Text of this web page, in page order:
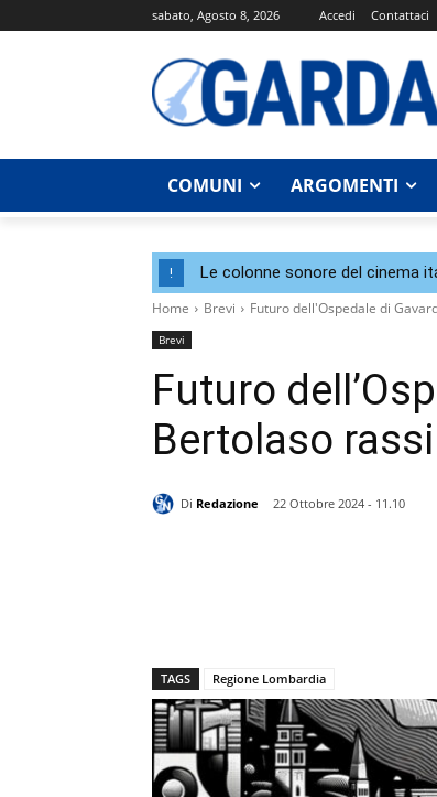
sabato, Agosto 8, 2026 Accedi Contattaci
COMUNI ARGOMENTI
! Le colonne sonore del cinema
Home Brevi Futuro dell'Ospedale di
Brevi
Futuro
Bertolaso
Di Redazione
22 Ottobre 2024 - 11.10
TAGS Regione Lombardia